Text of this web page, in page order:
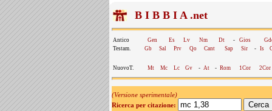
B I B B I A .net
Antico Gen Es Lv Nm Dt - Gios
Testam.
Gb Sal Prv Qo Cant Sap Sir - Is
NuovoT. Mt Mc Lc Gv - At - Rom 1Cor 2Cor
(Versione sperimentale)
Ricerca per citazione: